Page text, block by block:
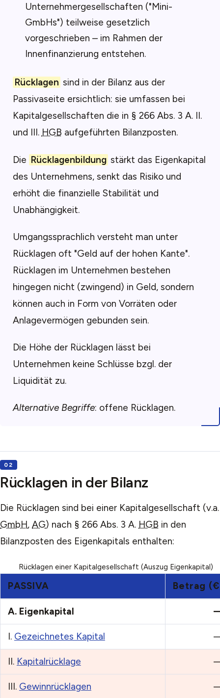
Unternehmergesellschaften ("Mini-
GmbHs") teilweise gesetzlich
vorgeschrieben – im Rahmen der
Innenfinanzierung entstehen.
Rücklagen sind in der Bilanz aus der
Passivaseite ersichtlich: sie umfassen bei
Kapitalgesellschaften die in § 266 Abs. 3 A. II.
und III. HGB aufgeführten Bilanzposten.
Die Rücklagenbildung stärkt das Eigenkapital
des Unternehmens, senkt das Risiko und
erhöht die finanzielle Stabilität und
Unabhängigkeit.
Umgangssprachlich versteht man unter
Rücklagen oft "Geld auf der hohen Kante".
Rücklagen im Unternehmen bestehen
hingegen nicht (zwingend) in Geld, sondern
können auch in Form von Vorräten oder
Anlagevermögen gebunden sein.
Die Höhe der Rücklagen lässt bei
Unternehmen keine Schlüsse bzgl. der
Liquidität zu.
Alternative Begriffe: offene Rücklagen.
Rücklagen in der Bilanz
Die Rücklagen sind bei einer Kapitalgesellschaft (v.a.
GmbH, AG) nach § 266 Abs. 3 A. HGB in den
Bilanzposten des Eigenkapitals enthalten:
Rücklagen einer Kapitalgesellschaft (Auszug Eigenkapital)
PASSIVA Betrag
A.Eigenkapital
I. Gezeichnetes Kapital
II. Kapitalrücklage
III. Gewinnrücklagen